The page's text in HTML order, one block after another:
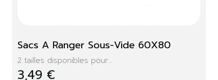
Sacs A Ranger Sous-Vide 60X80
2 tailles disponibles pour...
3,49 €